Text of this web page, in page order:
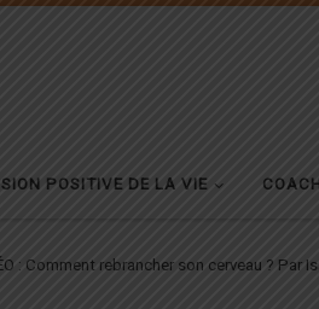
POSITIVE DE LA VIE
: Comment rebrancher son cerveau ? Par